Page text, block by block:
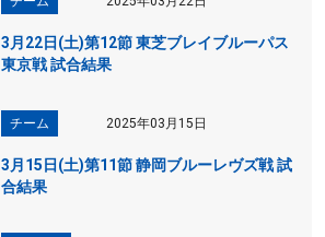
3月22日(土)第12節 東芝ブレイブルーパス
東京戦 試合結果
チーム 2025年03月15日
3月15日(土)第11節 静岡ブルーレヴズ戦 試
合結果